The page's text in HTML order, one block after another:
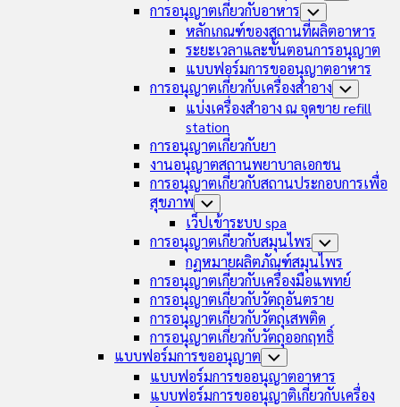
การอนุญาตเกี่ยวกับอาหาร Toggle
Child
Menu
หลักเกณฑ์ของสถานที่ผลิตอาหาร
ระยะเวลาและขั้นตอนการอนุญาต
แบบฟอร์มการขออนุญาตอาหาร
การอนุญาตเกี่ยวกับเครื่องสำอาง Toggle
Child
Menu
แบ่งเครื่องสำอาง ณ จุดขาย refill
station
การอนุญาตเกี่ยวกับยา
งานอนุญาตสถานพยาบาลเอกชน
การอนุญาตเกี่ยวกับสถานประกอบการเพื่อ
สุขภาพ Toggle
Child
Menu
เว็ปเข้าระบบ spa
การอนุญาตเกี่ยวกับสมุนไพร Toggle
Child
Menu
กฏหมายผลิตภัณฑ์สมุนไพร
การอนุญาตเกี่ยวกับเครื่องมือแพทย์
การอนุญาตเกี่ยวกับวัตถุอันตราย
การอนุญาตเกี่ยวกับวัตถุเสพติด
การอนุญาตเกี่ยวกับวัตถุออกฤทธิ์
แบบฟอร์มการขออนุญาต Toggle
Child
Menu
แบบฟอร์มการขออนุญาตอาหาร
แบบฟอร์มการขออนุญาติเกี่ยวกับเครื่อง